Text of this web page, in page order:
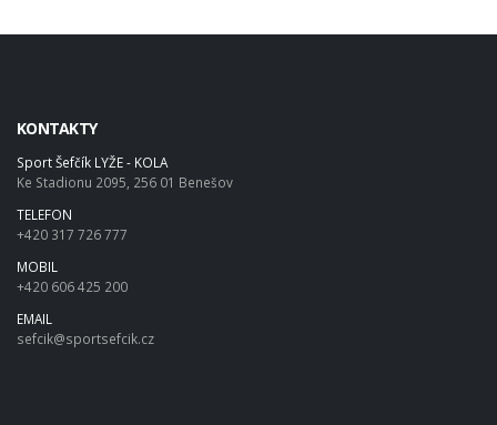
KONTAKTY
Sport Šefčík LYŽE - KOLA
Ke Stadionu 2095, 256 01 Benešov
TELEFON
+420 317 726 777
MOBIL
+420 606 425 200
EMAIL
sefcik@sportsefcik.cz